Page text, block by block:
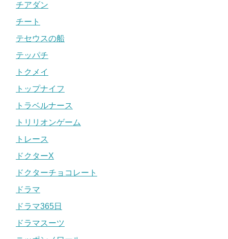
チアダン
チート
テセウスの船
テッパチ
トクメイ
トップナイフ
トラベルナース
トリリオンゲーム
トレース
ドクターX
ドクターチョコレート
ドラマ
ドラマ365日
ドラマスーツ